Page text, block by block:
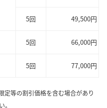
5回 49,500円
5回 66,000円
5回 77,000円
等の割引価格を含む場合があり